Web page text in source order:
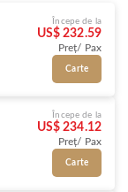
Începe de la
US$ 232.59
Preț/ Pax
Carte
Începe de la
US$ 234.12
Preț/ Pax
Carte